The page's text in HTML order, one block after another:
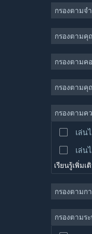
แคช
จำ
กีฬา
การ
การ
กรองตามจ
กรองตาม
กรองตามค
กรองตามคุ
กรองตามค
เล่น
เล่น
เรียนรู้เพิ่มเ
กรองตามก
กรองตามร